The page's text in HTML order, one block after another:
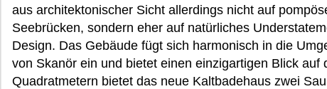
aus architektonischer Sicht allerdings nicht auf
Seebrücken, sondern eher auf natürliches
Design. Das Gebäude fügt sich harmonisch in die
von Skanör ein und bietet einen einzigartigen Blick auf
Quadratmetern bietet das neue Kaltbadehaus zwei